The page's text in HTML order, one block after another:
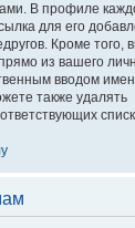
В профиле
для его
Кроме того,
из вашего
вводом
также удалять